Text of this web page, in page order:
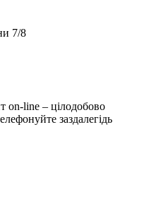
7/8
on-line – цілодобово
заздалегідь